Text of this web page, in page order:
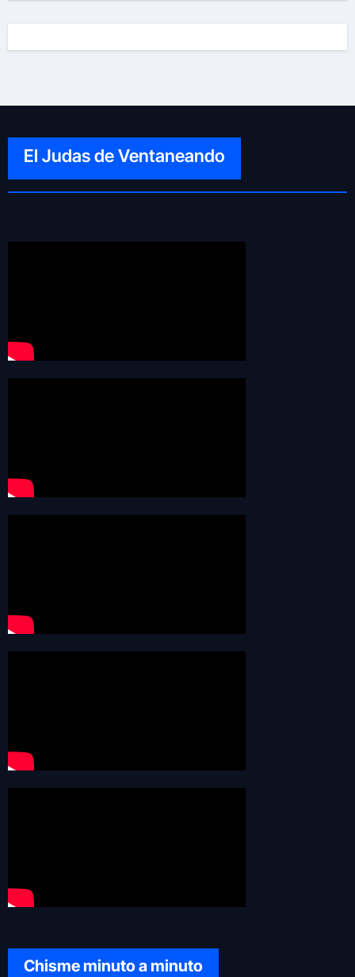
El Judas de Ventaneando
Chisme minuto a minuto